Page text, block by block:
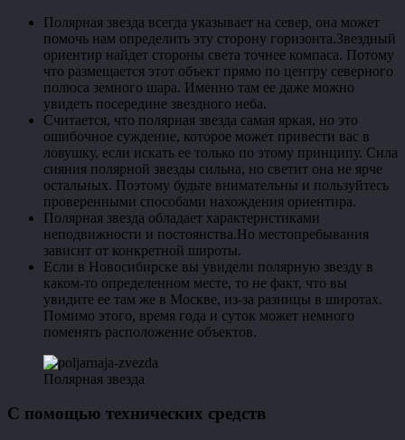
Полярная звезда всегда указывает на север, она может
помочь нам определить эту сторону горизонта.Звездный
ориентир найдет стороны света точнее компаса. Потому
что размещается этот объект прямо по центру северного
полюса земного шара. Именно там ее даже можно
увидеть посередине звездного неба.
Считается, что полярная звезда самая яркая, но это
ошибочное суждение, которое может привести вас в
ловушку, если искать ее только по этому принципу. Сила
сияния полярной звезды сильна, но светит она не ярче
остальных. Поэтому будьте внимательны и пользуйтесь
проверенными способами нахождения ориентира.
Полярная звезда обладает характеристиками
неподвижности и постоянства.Но местопребывания
зависит от конкретной широты.
Если в Новосибирске вы увидели полярную звезду в
каком-то определенном месте, то не факт, что вы
увидите ее там же в Москве, из-за разницы в широтах.
Помимо этого, время года и суток может немного
поменять расположение объектов.
Полярная звезда
С помощью технических средств